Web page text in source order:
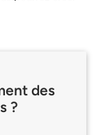
des
?